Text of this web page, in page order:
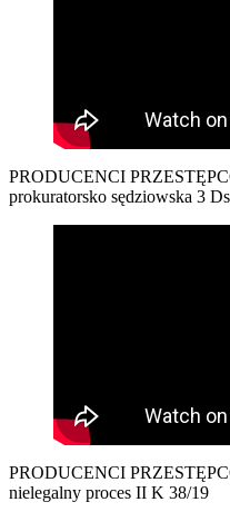
PRODUCENCI
prokuratorsko sędziowska 3
PRODUCENCI
nielegalny proces II K 38/19